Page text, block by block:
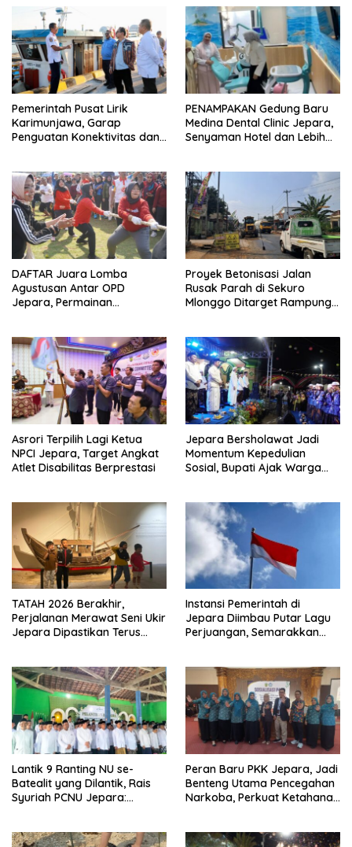
Pemerintah Pusat Lirik
Karimunjawa, Garap
Penguatan Konektivitas dan
PENAMPAKAN Gedung Baru
Medina Dental Clinic Jepara,
Senyaman Hotel dan Lebih
DAFTAR Juara Lomba
Agustusan Antar OPD
Jepara, Permainan
Proyek Betonisasi Jalan
Rusak Parah di Sekuro
Mlonggo Ditarget Rampung
Asrori Terpilih Lagi Ketua
NPCI Jepara, Target Angkat
Atlet Disabilitas Berprestasi
Jepara Bersholawat Jadi
Momentum Kepedulian
Sosial, Bupati Ajak Warga
TATAH 2026 Berakhir,
Perjalanan Merawat Seni Ukir
Jepara Dipastikan Terus
Instansi Pemerintah di
Jepara Diimbau Putar Lagu
Perjuangan, Semarakkan
Lantik 9 Ranting NU se-
Batealit yang Dilantik, Rais
Syuriah PCNU Jepara:
Peran Baru PKK Jepara, Jadi
Benteng Utama Pencegahan
Narkoba, Perkuat Ketahanan